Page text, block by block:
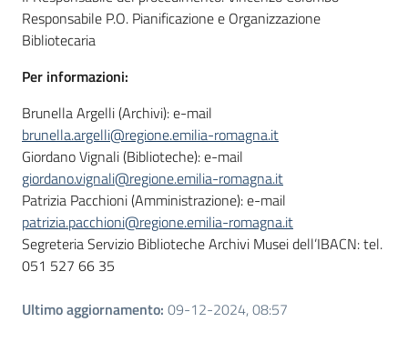
Responsabile P.O. Pianificazione e Organizzazione
Bibliotecaria
Per informazioni:
Brunella Argelli (Archivi): e-mail
brunella.argelli@regione.emilia-romagna.it
Giordano Vignali (Biblioteche): e-mail
giordano.vignali@regione.emilia-romagna.it
Patrizia Pacchioni (Amministrazione): e-mail
patrizia.pacchioni@regione.emilia-romagna.it
Segreteria Servizio Biblioteche Archivi Musei dell’IBACN: tel.
051 527 66 35
Ultimo aggiornamento: 09-12-2024, 08:57